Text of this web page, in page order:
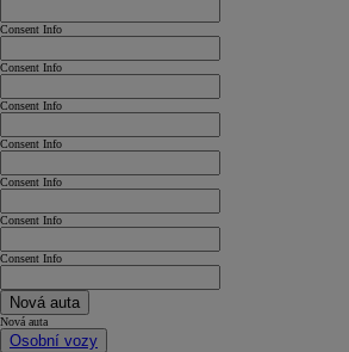
Consent Info
Consent Info
Consent Info
Consent Info
Consent Info
Consent Info
Consent Info
Nová auta
Nová auta
Osobní vozy